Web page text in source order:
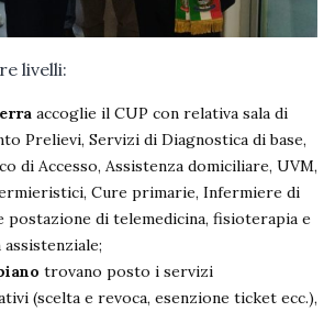
livelli:
accoglie il CUP con relativa sala di
Prelievi, Servizi di Diagnostica di base,
di Accesso, Assistenza domiciliare, UVM,
Cure primarie, Infermiere di
postazione di telemedicina, fisioterapia e
trovano posto i servizi
(scelta e revoca, esenzione ticket ecc.),